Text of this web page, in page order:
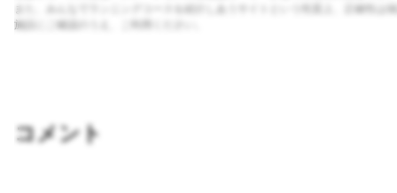
また、みんなでランニングコースを紹介しあうサイトという性質上、正確性は
施設にご確認のうえ、ご利用ください。
コメント